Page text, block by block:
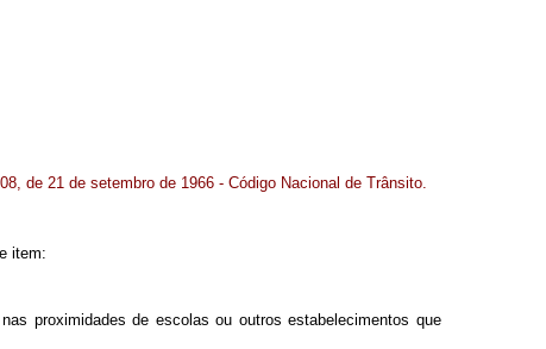
de 21 de setembro de 1966 - Código Nacional de Trânsito.
item:
proximidades de escolas ou outros estabelecimentos que